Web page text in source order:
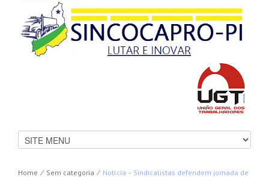
Home ⁄ Sem categoria ⁄ Notícia – Sindicalistas defendem jornada de